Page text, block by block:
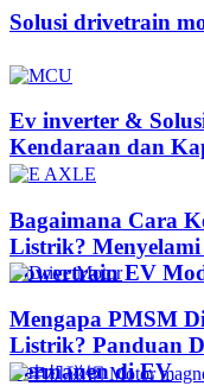
Solusi drivetrain
Ev inverter &
Kendaraan dan
Bagaimana Cara
Listrik?
Powertrain EV
Mengapa PMSM
Listrik? Panduan
Permanen di EV